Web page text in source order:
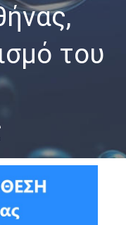
του
της Αθήνας, για τον